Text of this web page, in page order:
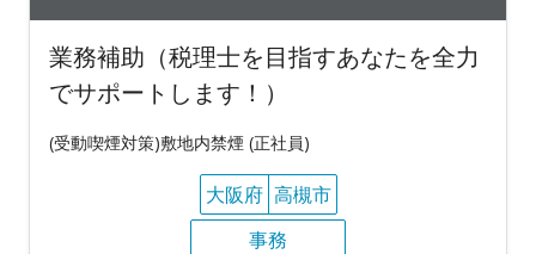
業務補助（税理士を目指すあなたを全力
でサポートします！）
(受動喫煙対策)敷地内禁煙 (正社員)
大阪府 高槻市
事務